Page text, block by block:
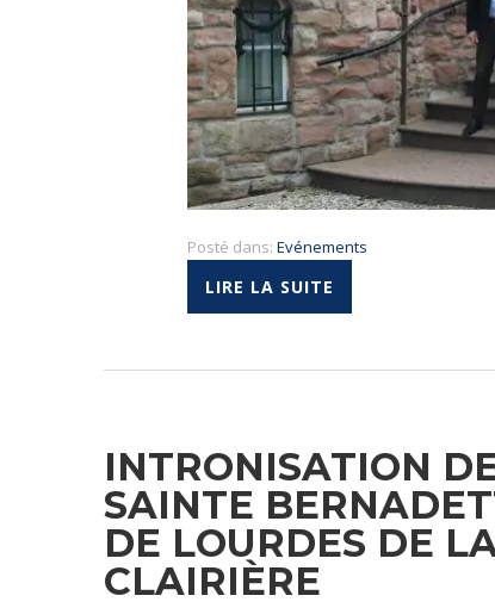
Posté dans: Evénements
LIRE LA SUITE
INTRONISATION
SAINTE
DE LOURDES DE
CLAIRIÈRE